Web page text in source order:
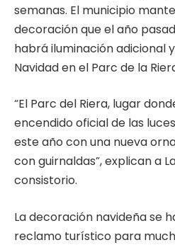
semanas. El municipio
decoración que el año
habrá iluminación adicional
Navidad en el Parc de la
“El Parc del Riera, lugar
encendido oficial de las
este año con una nueva
con guirnaldas”, explican a
consistorio.
La decoración navideña se
reclamo turístico para